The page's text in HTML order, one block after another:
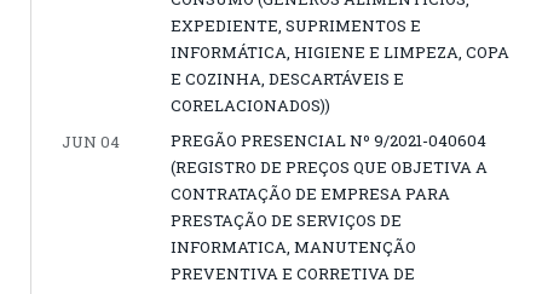
EXPEDIENTE, SUPRIMENTOS E
INFORMÁTICA, HIGIENE E LIMPEZA, COPA
E COZINHA, DESCARTÁVEIS E
CORELACIONADOS))
JUN 04
PREGÃO PRESENCIAL Nº 9/2021-040604
(REGISTRO DE PREÇOS QUE OBJETIVA A
CONTRATAÇÃO DE EMPRESA PARA
PRESTAÇÃO DE SERVIÇOS DE
INFORMATICA, MANUTENÇÃO
PREVENTIVA E CORRETIVA DE